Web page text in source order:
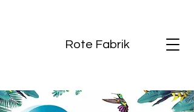
Rote Fabrik